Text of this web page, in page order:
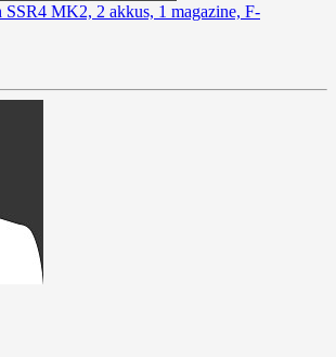
SSR4 MK2, 2 akkus, 1 magazine, F-